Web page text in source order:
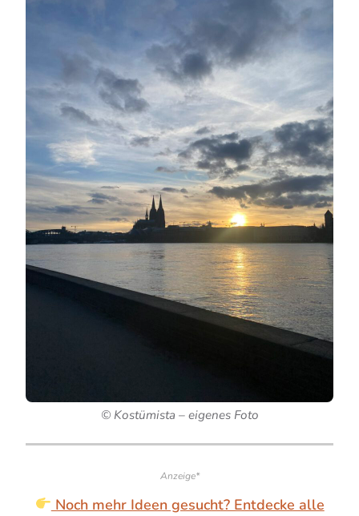
© Kostümista – eigenes Foto
Anzeige*
Noch mehr Ideen gesucht? Entdecke alle